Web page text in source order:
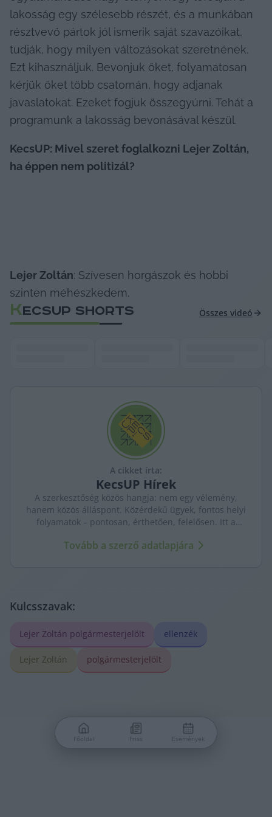
lakosság egy szélesebb részét, és a munkában
résztvevő pártok jól ismerik saját szavazóikat,
tudják, hogy milyen változásokat szeretnének.
Ezt kihasználjuk. Bevonjuk őket, folyamatosan
kérjük őket több csatornán, hogy adjanak
javaslatokat. Ezeket fogjuk összegyúrni. Tehát a
programunk a lakosság bevonásával készül.
KecsUP: Mivel szeret foglalkozni Lejer Zoltán,
ha éppen nem politizál?
Lejer Zoltán: Szívesen horgászok és hobbi
szinten méhészkedem.
KECSUP SHORTS Összes videó
A cikket írta:
KecsUP Hírek
A szerkesztőség közös hangja: nem egy vélemény,
hanem közös álláspont. Közérdekű ügyek, fontos helyi
folyamatok – pontosan, érthetően, felelősen. Itt a
Tovább a szerző adatlapjára
Kulcsszavak:
Lejer Zoltán polgármesterjelölt ellenzék
Lejer Zoltán polgármesterjelölt
Főoldal Friss Események